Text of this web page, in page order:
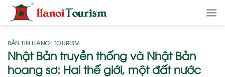
qua
dungBẢN TIN HANOI TOURISM
Nhật Bản truyền thống và Nhật Bản
hoang sơ: Hai thế giới, một đất nước